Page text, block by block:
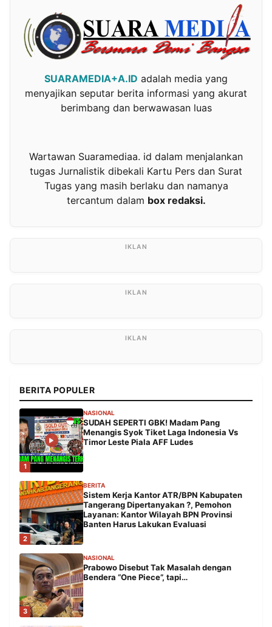
SUARAMEDIA+A.ID adalah media yang
menyajikan seputar berita informasi yang akurat
berimbang dan berwawasan luas
Wartawan Suaramediaa. id dalam menjalankan
tugas Jurnalistik dibekali Kartu Pers dan Surat
Tugas yang masih berlaku dan namanya
tercantum dalam box redaksi.
BERITA POPULER
1
NASIONAL
SUDAH SEPERTI GBK! Madam Pang
Menangis Syok Tiket Laga Indonesia Vs
Timor Leste Piala AFF Ludes
2
BERITA
Sistem Kerja Kantor ATR/BPN Kabupaten
Tangerang Dipertanyakan ?, Pemohon
Layanan: Kantor Wilayah BPN Provinsi
Banten Harus Lakukan Evaluasi
3
NASIONAL
Prabowo Disebut Tak Masalah dengan
Bendera “One Piece”, tapi…